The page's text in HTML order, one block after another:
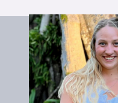
Mitgliedschaft: "Studio77, Tanz-
Ensemble: